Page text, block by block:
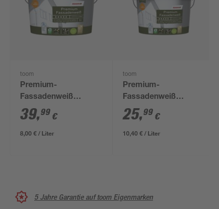
toom
Premium-
Fassadenweiß
seidenmatt 5 l
39,99 €
8,00 € / Liter
toom
Premium-
Fassadenweiß
seidenmatt 2,5 l
25,99 €
10,40 € / Liter
5 Jahre Garantie auf toom Eigenmarken